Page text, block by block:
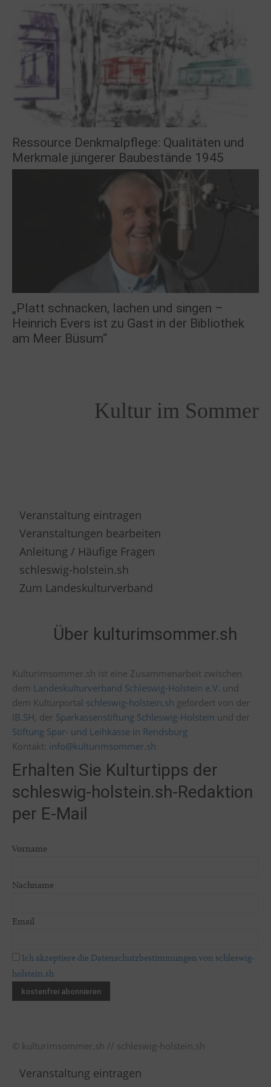
Ressource Denkmalpflege: Qualitäten und
Merkmale jüngerer Baubestände 1945
„Platt schnacken, lachen und singen –
Heinrich Evers ist zu Gast in der Bibliothek
am Meer Büsum“
Kultur im Sommer
Veranstaltung eintragen
Veranstaltungen bearbeiten
Anleitung / Häufige Fragen
schleswig-holstein.sh
Zum Landeskulturverband
Über kulturimsommer.sh
Kulturimsommer.sh ist eine Zusammenarbeit zwischen
dem Landeskulturverband Schleswig-Holstein e.V. und
dem Kulturportal schleswig-holstein.sh gefördert von der
IB.SH, der Sparkassenstiftung Schleswig-Holstein und der
Stiftung Spar- und Leihkasse in Rendsburg
Kontakt: info@kulturimsommer.sh
Erhalten Sie Kulturtipps der
schleswig-holstein.sh-Redaktion
per E-Mail
Vorname
Nachname
Email
Ich akzeptiere die Datenschutzbestimmungen von schleswig-
holstein.sh
© kulturimsommer.sh // schleswig-holstein.sh
Veranstaltung eintragen